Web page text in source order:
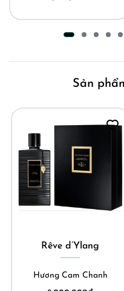
Sản
Rêve d’Ylang
Hương Cam Chanh